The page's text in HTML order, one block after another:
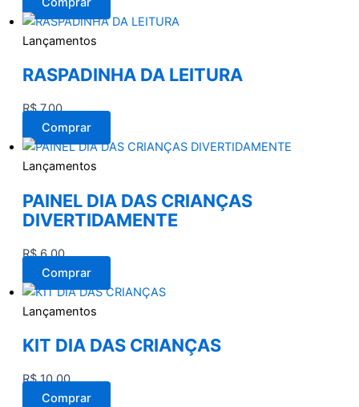
Lançamentos
RASPADINHA DA LEITURA
R$7,00
Comprar
Lançamentos
PAINEL DIA DAS CRIANÇAS
DIVERTIDAMENTE
R$6,00
Comprar
Lançamentos
KIT DIA DAS CRIANÇAS
R$10,00
Comprar